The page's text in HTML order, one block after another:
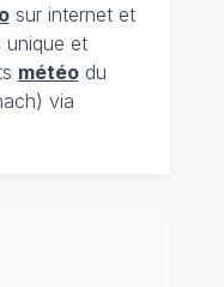
sur internet et
unique et
météodu
via